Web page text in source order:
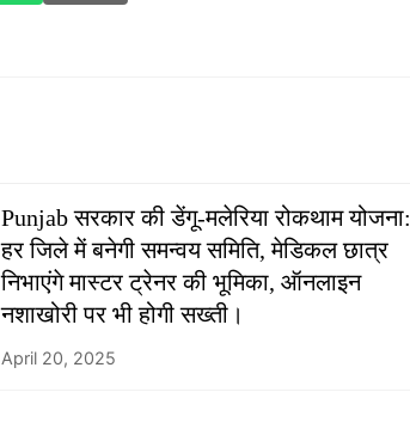
Punjab सरकार की डेंगू-मलेरिया रोकथाम योजना:
हर जिले में बनेगी समन्वय समिति, मेडिकल छात्र
निभाएंगे मास्टर ट्रेनर की भूमिका, ऑनलाइन
नशाखोरी पर भी होगी सख्ती।
April 20, 2025